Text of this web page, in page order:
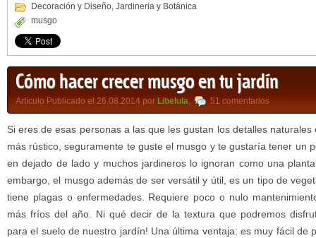
Decoración y Diseño, Jardineria y Botánica
musgo
Cómo hacer crecer musgo en tu jardín
Artículo Publicado el 26.08.2014 por Libelula, 51 comentarios
Si eres de esas personas a las que les gustan los detalles
más rústico, seguramente te guste el musgo y te gustaría tener un
en dejado de lado y muchos jardineros lo ignoran como una
embargo, el musgo además de ser versátil y útil, es un tipo de
tiene plagas o enfermedades. Requiere poco o nulo
más fríos del año. Ni qué decir de la textura que podremos
para el suelo de nuestro jardín! Una última ventaja: es muy fácil de